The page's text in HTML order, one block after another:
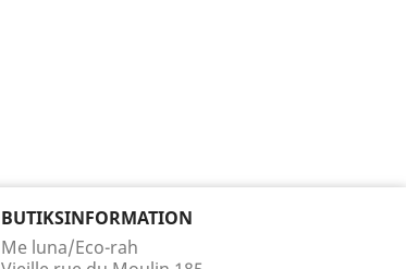
BUTIKSINFORMATION
Me luna/Eco-rah